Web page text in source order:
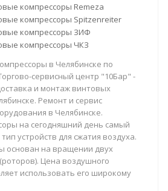
компрессоры Remeza
компрессоры Spitzenreiter
компрессоры ЗИФ
компрессоры ЧКЗ
в Челябинске по
сервисный центр "10Бар" -
и монтаж винтовых
Ремонт и сервис
в Челябинске.
на сегодняшний день самый
устройств для сжатия воздуха.
основан на вращении двух
Цена воздушного
использовать его широкому